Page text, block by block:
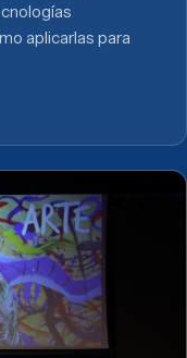
aplicarlas para